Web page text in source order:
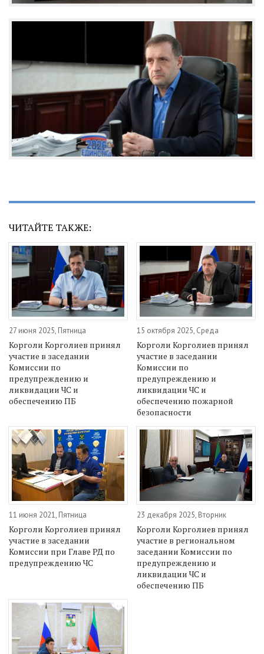
ЧИТАЙТЕ ТАКЖЕ:
27 июня 2025, Пятница
Корголи Корголиев принял
участие в заседании
Комиссии по
предупреждению и
ликвидации ЧС и
обеспечению ПБ
15 октября 2025, Среда
Корголи Корголиев принял
участие в заседании
Комиссии по
предупреждению и
ликвидации ЧС и
обеспечению пожарной
безопасности
11 июня 2021, Пятница
Корголи Корголиев принял
участие в заседании
Комиссии при Главе РД по
предупреждению ЧС
23 декабря 2025, Вторник
Корголи Корголиев принял
участие в региональном
заседании Комиссии по
предупреждению и
ликвидации ЧС и
обеспечению ПБ